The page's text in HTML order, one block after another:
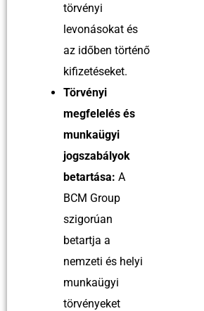
törvényi
levonásokat és
az időben történő
kifizetéseket.
Törvényi
megfelelés és
munkaügyi
jogszabályok
betartása: A
BCM Group
szigorúan
betartja a
nemzeti és helyi
munkaügyi
törvényeket